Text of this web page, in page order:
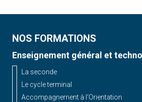
NOS FORMATIONS
Enseignement général et
La seconde
Le cycle terminal
Accompagnement à l'Orientation